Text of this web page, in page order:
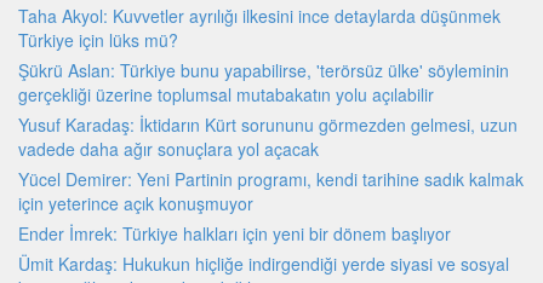
Taha Akyol: Kuvvetler ayrılığı ilkesini ince detaylarda düşünmek
Türkiye için lüks mü?
Şükrü Aslan: Türkiye bunu yapabilirse, 'terörsüz ülke' söyleminin
gerçekliği üzerine toplumsal mutabakatın yolu açılabilir
Yusuf Karadaş: İktidarın Kürt sorununu görmezden gelmesi, uzun
vadede daha ağır sonuçlara yol açacak
Yücel Demirer: Yeni Partinin programı, kendi tarihine sadık kalmak
için yeterince açık konuşmuyor
Ender İmrek: Türkiye halkları için yeni bir dönem başlıyor
Ümit Kardaş: Hukukun hiçliğe indirgendiği yerde siyasi ve sosyal